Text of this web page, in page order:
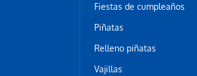
Fiestas de cumpleaños
Piñatas
Relleno piñatas
Vajillas